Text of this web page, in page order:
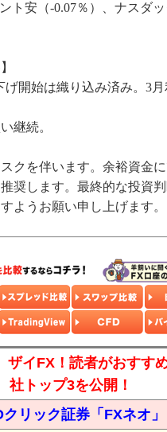
ト安（-0.07％）、ナスダ
げ開始は織り込み済み。3
継続。
クを伴います。余裕資金
奨します。最終的な投資
ようお願い申し上げます。
ザイFX！読者がおすす
社トップ3を公開！
リック証券「FXネオ」